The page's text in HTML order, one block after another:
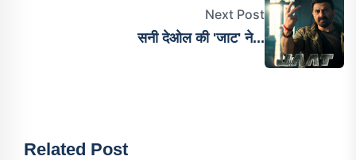
Next Post
सनी देओल की 'जाट' ने...
Related Post